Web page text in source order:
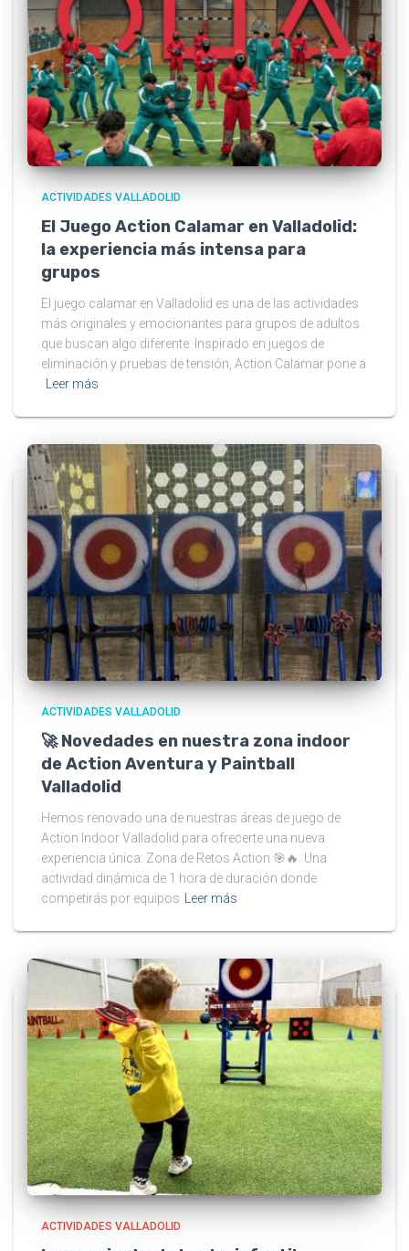
ACTIVIDADES VALLADOLID
El Juego Action Calamar en Valladolid:
la experiencia más intensa para
grupos
El juego calamar en Valladolid es una de las actividades
más originales y emocionantes para grupos de adultos
que buscan algo diferente. Inspirado en juegos de
eliminación y pruebas de tensión, Action Calamar pone a
Leer más
ACTIVIDADES VALLADOLID
🚀 Novedades en nuestra zona indoor
de Action Aventura y Paintball
Valladolid
Hemos renovado una de nuestras áreas de juego de
Action Indoor Valladolid para ofrecerte una nueva
experiencia única: Zona de Retos Action 🎯🔥. Una
actividad dinámica de 1 hora de duración donde
competirás por equipos
Leer más
ACTIVIDADES VALLADOLID